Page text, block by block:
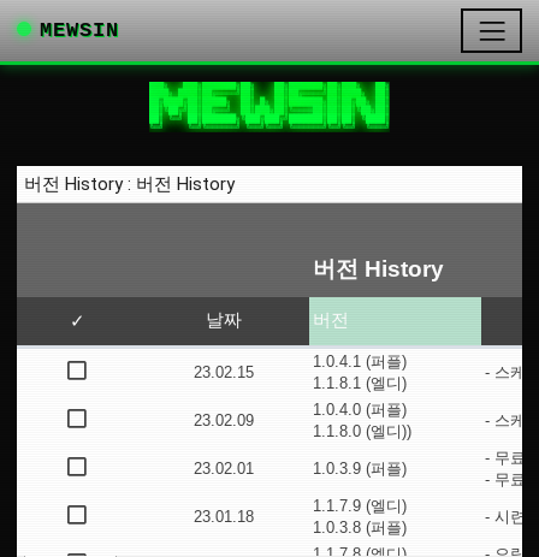
MEWSIN
███╗   ███╗███████╗██╗    ██╗███████╗██╗███╗   ██╗
████╗ ████║██╔════╝██║    ██║██╔════╝██║████╗  ██║
██╔████╔██║█████╗  ██║ █╗ ██║███████╗██║██╔██╗ ██║
██║╚██╔╝██║██╔══╝  ██║███╗██║╚════██║██║██║╚██╗██║
██║ ╚═╝ ██║███████╗╚███╔███╔╝███████║██║██║ ╚████║
╚═╝     ╚═╝╚══════╝ ╚══╝╚══╝ ╚══════╝╚═╝╚═╝  ╚═══╝